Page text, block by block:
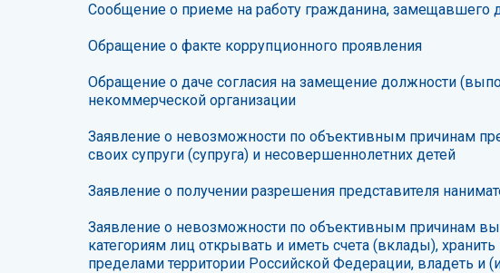
Сообщение о приеме на работу гражданина, замещавшего
Обращение о факте коррупционного проявления
Обращение о даче согласия на замещение должности
некоммерческой организации
Заявление о невозможности по объективным причинам
своих супруги (супруга) и несовершеннолетних детей
Заявление о получении разрешения представителя
Заявление о невозможности по объективным причинам
категориям лиц открывать и иметь счета (вклады),
пределами территории Российской Федерации, владеть